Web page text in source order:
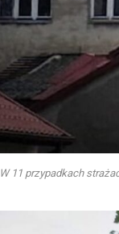
W 11 przypadkach